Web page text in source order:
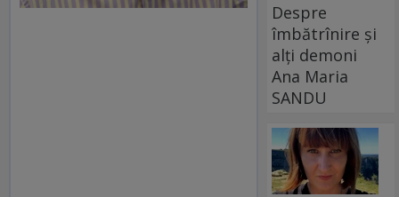
Despre
îmbătrînire și
alți demoni
Ana Maria
SANDU